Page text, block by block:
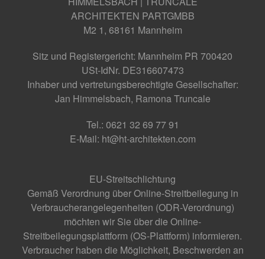
ARCHITEKTEN PARTGMBB
M2 1, 68161 Mannheim
Sitz und Registergericht: Mannheim PR 700420
USt-IdNr. DE316607473
Inhaber und vertretungsberechtigte Gesellschafter:
Jan Himmelsbach, Ramona Truncale
Tel.: 0621 32 69 77 91
E-Mail: ht@ht-architekten.com
EU-Streitschlichtung
Gemäß Verordnung über Online-Streitbeilegung in
Verbraucherangelegenheiten (ODR-Verordnung)
möchten wir Sie über die Online-
Streitbeilegungsplattform (OS-Plattform) informieren.
Verbraucher haben die Möglichkeit, Beschwerden an